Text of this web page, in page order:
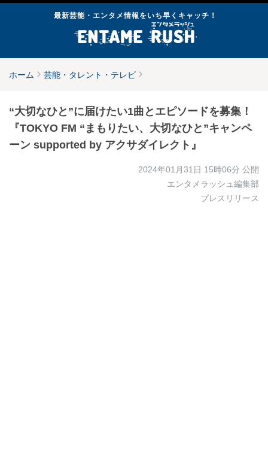
最新芸能・エンタメ情報をいち早くキャッチ！
ホーム 芸能・タレント・テレビ
“大切なひと”に届けたい1曲とエピソードを募集！
『TOKYO FM “まもりたい、大切なひと”キャンペ
ーン supported by アクサダイレクト』
2024年01月31日 15時06分 公開
エンタメラッシュ編集部
プレスリリース